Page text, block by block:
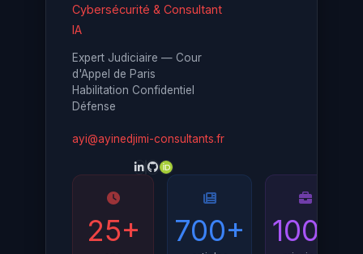
Cybersécurité & Consultant
IA
Expert Judiciaire — Cour
d'Appel de Paris
Habilitation Confidentiel
Défense
ayi@ayinedjimi-consultants.fr
25+ 700+ 100+